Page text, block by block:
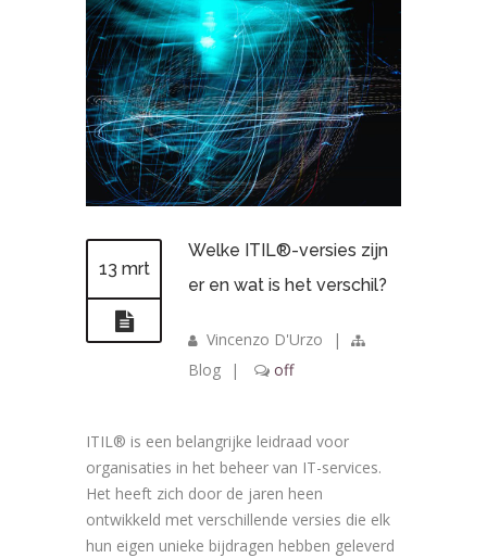
13 mrt
Welke ITIL®-versies zijn
er en wat is het verschil?
Vincenzo D'Urzo
|
Blog
| off
ITIL® is een belangrijke leidraad voor
organisaties in het beheer van IT-services.
Het heeft zich door de jaren heen
ontwikkeld met verschillende versies die elk
hun eigen unieke bijdragen hebben geleverd